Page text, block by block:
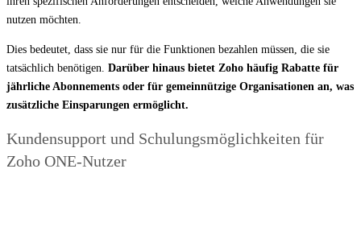
nutzen möchten.
Dies bedeutet, dass sie nur für die Funktionen bezahlen müssen, die sie
tatsächlich benötigen. Darüber hinaus bietet Zoho häufig Rabatte für
jährliche Abonnements oder für gemeinnützige Organisationen an, was
zusätzliche Einsparungen ermöglicht.
Kundensupport und Schulungsmöglichkeiten für
Zoho ONE-Nutzer